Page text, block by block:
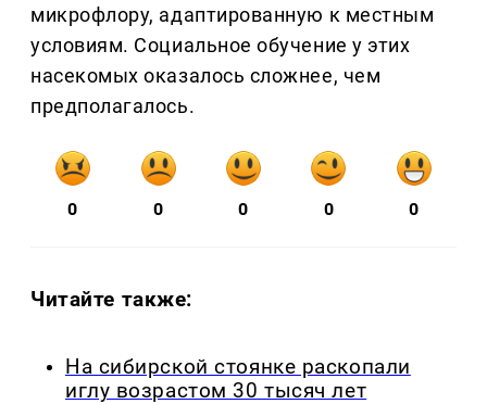
микрофлору, адаптированную к местным
условиям. Социальное обучение у этих
насекомых оказалось сложнее, чем
предполагалось.
0 0 0 0 0
Читайте также:
На сибирской стоянке раскопали
иглу возрастом 30 тысяч лет